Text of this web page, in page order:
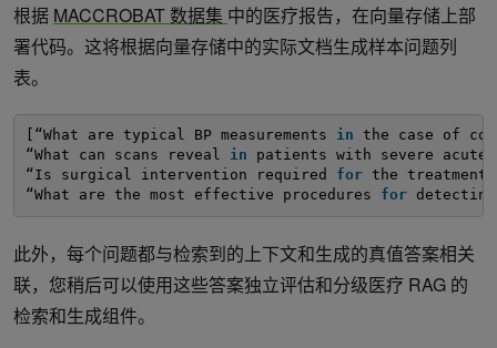
根据 MACCROBAT 数据集 中的医疗报告，在向量存储上部
署代码。这将根据向量存储中的实际文档生成样本问题列
表。
[“What are typical BP measurements in
the case of
“What can scans reveal in
patients with severe
“Is surgical intervention required for
the
“What are the most effective procedures for
此外，每个问题都与检索到的上下文和生成的真值答案相关
联，您稍后可以使用这些答案独立评估和分级医疗 RAG 的
检索和生成组件。